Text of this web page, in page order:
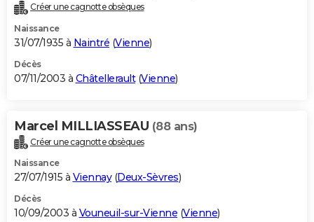
Créer une cagnotte obsèques
Naissance
31/07/1935 à Naintré (Vienne)
Décès
07/11/2003 à Châtellerault(Vienne)
Marcel MILLIASSEAU (88 ans)
Créer une cagnotte obsèques
Naissance
27/07/1915 à Viennay(Deux-Sèvres)
Décès
10/09/2003 à Vouneuil-sur-Vienne (Vienne)